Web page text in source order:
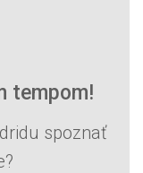
tempom!
spoznať